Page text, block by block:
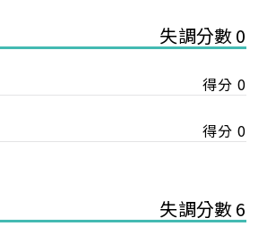
失調分數 0
得分 0
得分 0
失調分數 6
功送出會員申請
請，已成功送出，經本協會理事